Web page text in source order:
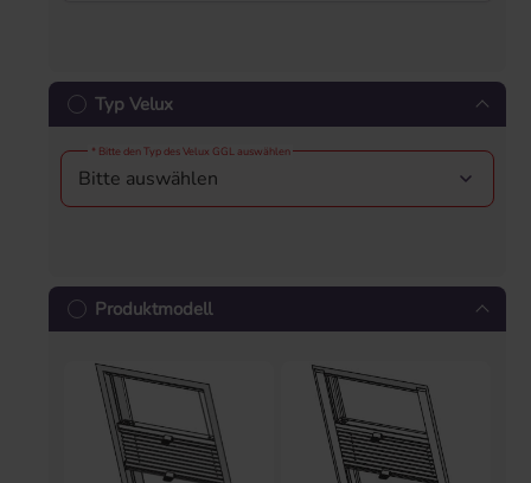
Typ Velux
* Bitte den Typ des Velux GGL auswählen
Produktmodell